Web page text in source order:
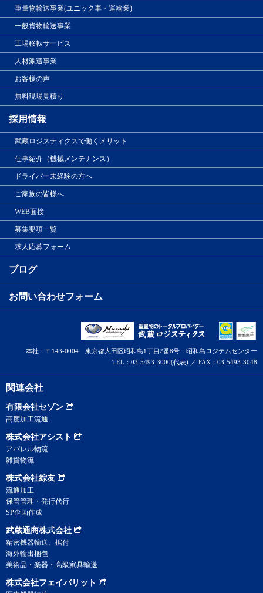
重量物輸送事業(ユニック車・運輸業)
一般貨物輸送事業
工場移転サービス
人材派遣事業
お客様の声
無料現場見積り
採用情報
武蔵ロジスティクスで働くメリット
仕事紹介（機械メンテナンス）
ドライバー未経験の方へ
ご家族の皆様へ
WEB面接
募集要項一覧
求人応募フォーム
ブログ
お問い合わせフォーム
本社：〒143-0004 東京都大田区昭和島1丁目2番8号 昭和島ロジテムセンター
TEL：03-5493-3000(代表) ／ FAX：03-5493-3048
関連会社
有限会社セゾン
高度加工流通
株式会社アシスト
アパレル物流
雑貨物流
株式会社綜友
流通加工
保管管理・発行代行
SP企画作成
武蔵通商株式会社
精密機器輸送、据付
海外輸出梱包
美術品・楽器・高級家具輸送
株式会社フェイバリット